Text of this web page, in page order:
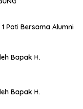
Pati Bersama Alumni
Bapak H.
Bapak H.